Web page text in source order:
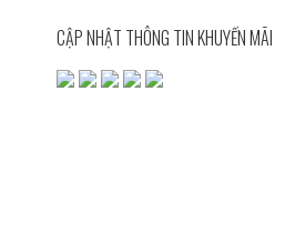
CẬP NHẬT THÔNG TIN KHUYẾN MÃI